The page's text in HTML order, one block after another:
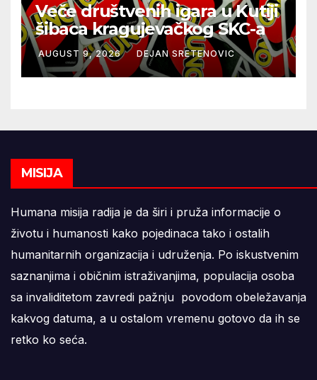
Veče društvenih igara u Kutiji
šibaca kragujevačkog SKC-a
AUGUST 9, 2026 DEJAN SRETENOVIC
MISIJA
Humana misija radija je da širi i pruža informacije o
životu i humanosti kako pojedinaca tako i ostalih
humanitarnih organizacija i udruženja. Po iskustvenim
saznanjima i običnim istraživanjima, populacija osoba
sa invaliditetom zavredi pažnju povodom obeležavanja
kakvog datuma, a u ostalom vremenu gotovo da ih se
retko ko seća.